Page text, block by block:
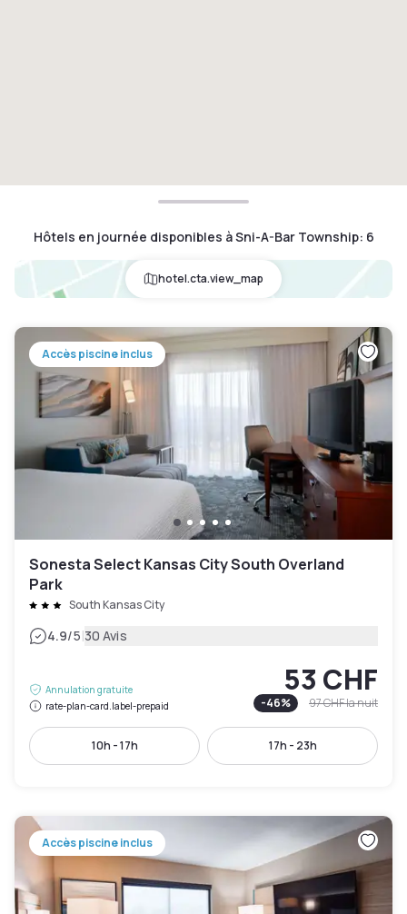
Hôtels en journée disponibles à Sni-A-Bar Township: 6
hotel.cta.view_map
Accès piscine inclus
Sonesta Select Kansas City South Overland
Park
South Kansas City
4.9/5|30 Avis
Annulation gratuite
rate-plan-card.label-prepaid
53 CHF
-46% 97 CHFla nuit
10h - 17h 17h - 23h
Accès piscine inclus